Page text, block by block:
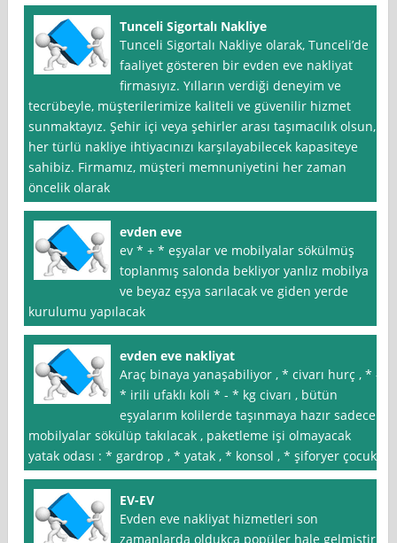
Tunceli Sigortalı Nakliye
Tunceli Sigortalı Nakliye olarak, Tunceli’de
faaliyet gösteren bir evden eve nakliyat
firmasıyız. Yılların verdiği deneyim ve
tecrübeyle, müşterilerimize kaliteli ve güvenilir hizmet
sunmaktayız. Şehir içi veya şehirler arası taşımacılık olsun,
her türlü nakliye ihtiyacınızı karşılayabilecek kapasiteye
sahibiz. Firmamız, müşteri memnuniyetini her zaman
öncelik olarak
evden eve
ev * + * eşyalar ve mobilyalar sökülmüş
toplanmış salonda bekliyor yanlız mobilya
ve beyaz eşya sarılacak ve giden yerde
kurulumu yapılacak
evden eve nakliyat
Araç binaya yanaşabiliyor , * civarı hurç , * -
* irili ufaklı koli * - * kg civarı , bütün
eşyalarım kolilerde taşınmaya hazır sadece
mobilyalar sökülüp takılacak , paketleme işi olmayacak
yatak odası : * gardrop , * yatak , * konsol , * şiforyer çocuk
EV-EV
Evden eve nakliyat hizmetleri son
zamanlarda oldukça popüler hale gelmiştir.